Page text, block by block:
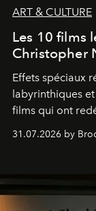
ART & CULTURE
Les 10 films
Christopher
Effets spéciaux
labyrinthiques
films qui ont
31.07.2026 by